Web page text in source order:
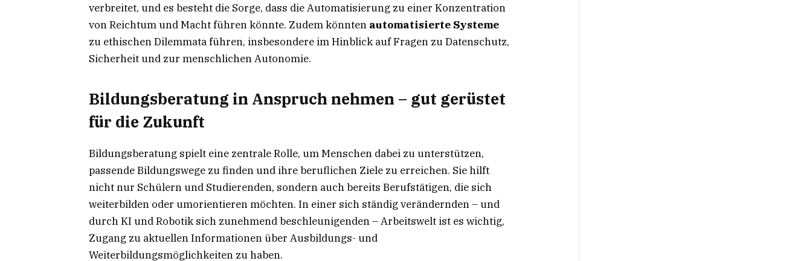
verbreitet, und es besteht die Sorge, dass die Automatisierung zu einer Konzentration
von Reichtum und Macht führen könnte. Zudem könnten automatisierte Systeme
zu ethischen Dilemmata führen, insbesondere im Hinblick auf Fragen zu Datenschutz,
Sicherheit und zur menschlichen Autonomie.
Bildungsberatung in Anspruch nehmen – gut gerüstet
für die Zukunft
Bildungsberatung spielt eine zentrale Rolle, um Menschen dabei zu unterstützen,
passende Bildungswege zu finden und ihre beruflichen Ziele zu erreichen. Sie hilft
nicht nur Schülern und Studierenden, sondern auch bereits Berufstätigen, die sich
weiterbilden oder umorientieren möchten. In einer sich ständig verändernden – und
durch KI und Robotik sich zunehmend beschleunigenden – Arbeitswelt ist es wichtig,
Zugang zu aktuellen Informationen über Ausbildungs- und
Weiterbildungsmöglichkeiten zu haben.